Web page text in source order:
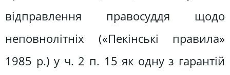
відправлення правосуддя щодо
неповнолітніх («Пекінські правила»
1985 р.) у ч. 2 п. 15 як одну з гарантій